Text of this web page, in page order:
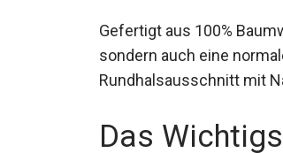
Gefertigt aus 100%
sondern auch eine
Rundhalsausschnitt mit
Das